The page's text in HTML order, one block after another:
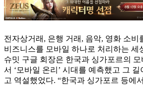
전자상거래, 은행 거래, 음악, 영화 소비
비즈니스를 모바일 하나로 처리하는 세
슈밋 구글 회장은 한국과 싱가포르의
서 ‘모바일 온리’ 시대를 예측했고 그
고 역설했었다. “한국과 싱가포르 등에